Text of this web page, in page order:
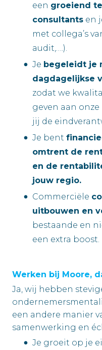
een groeiend
consultants en
met collega’s
audit,….).
Je begeleidt je
dagdagelijkse
zodat we
geven aan
jij de
Je bent
omtrent de
en de
jouw regio.
Commerciële
uitbouwen en
bestaande en
een extra boost.
Werken bij Moore,
Ja, wij hebben
een andere manier
samenwerking en
Je groeit op je